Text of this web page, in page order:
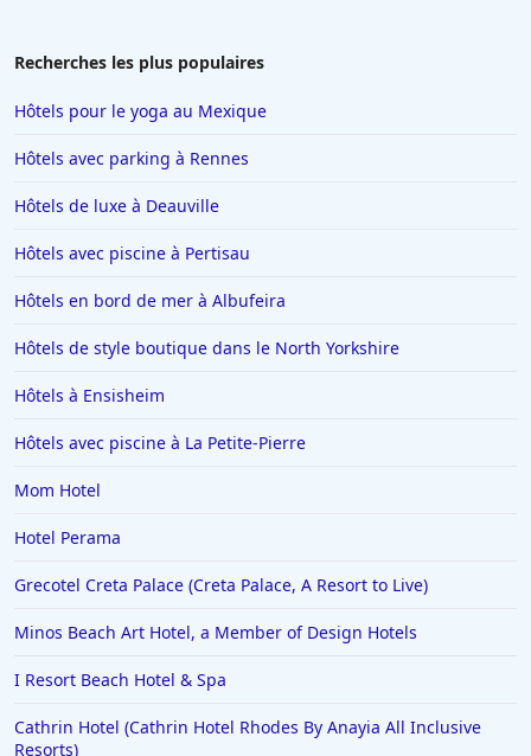
Recherches les plus populaires
Hôtels pour le yoga au Mexique
Hôtels avec parking à Rennes
Hôtels de luxe à Deauville
Hôtels avec piscine à Pertisau
Hôtels en bord de mer à Albufeira
Hôtels de style boutique dans le North Yorkshire
Hôtels à Ensisheim
Hôtels avec piscine à La Petite-Pierre
Mom Hotel
Hotel Perama
Grecotel Creta Palace (Creta Palace, A Resort to Live)
Minos Beach Art Hotel, a Member of Design Hotels
I Resort Beach Hotel & Spa
Cathrin Hotel (Cathrin Hotel Rhodes By Anayia All Inclusive
Resorts)